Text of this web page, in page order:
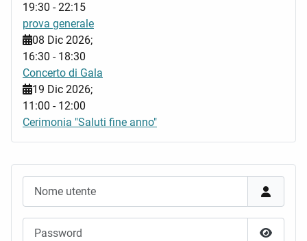
19:30 -22:15
prova generale
08 Dic 2026;
16:30 - 18:30
Concerto di Gala
19 Dic 2026;
11:00 - 12:00
Cerimonia "Saluti fine anno"